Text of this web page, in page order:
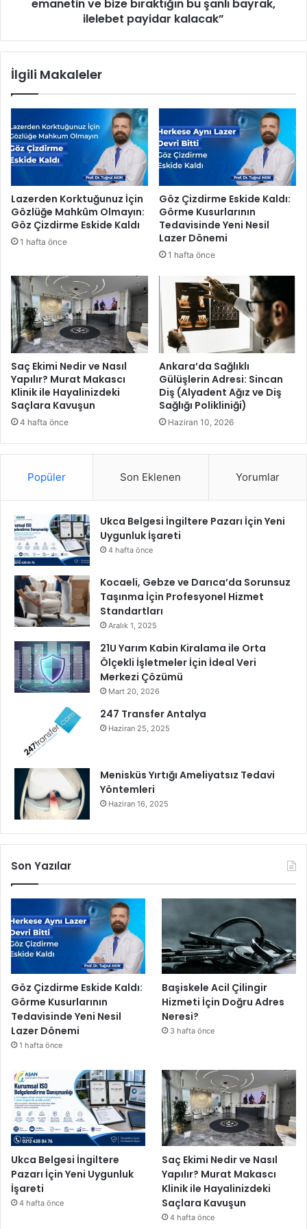
r
a
a
b
u
u
ş
t
u
k
G
ö
r
e
m
D
m
n
“
A
t
a
m
;
e
m
a
e
b
z
e
b
k
ğ
ş
b
y
r
,
i
l
e
b
e
t
y
d
a
r
k
a
l
a
emanetin ve bize bıraktığın bu şanlı bayrak,
ilelebet payidar kalacak”
İlgili Makaleler
Lazerden Korktuğunuz İçin
Gözlüğe Mahkûm Olmayın:
Göz Çizdirme Eskide Kaldı
1 hafta önce
Göz Çizdirme Eskide Kaldı:
Görme Kusurlarının
Tedavisinde Yeni Nesil
Lazer Dönemi
1 hafta önce
Saç Ekimi Nedir ve Nasıl
Yapılır? Murat Makascı
Klinik ile Hayalinizdeki
Saçlara Kavuşun
4 hafta önce
Ankara’da Sağlıklı
Gülüşlerin Adresi: Sincan
Diş (Alyadent Ağız ve Diş
Sağlığı Polikliniği)
Haziran 10, 2026
Popüler Son Eklenen Yorumlar
Ukca Belgesi İngiltere Pazarı İçin Yeni
Uygunluk İşareti
4 hafta önce
Kocaeli, Gebze ve Darıca’da Sorunsuz
Taşınma İçin Profesyonel Hizmet
Standartları
Aralık 1, 2025
21U Yarım Kabin Kiralama ile Orta
Ölçekli İşletmeler İçin İdeal Veri
Merkezi Çözümü
Mart 20, 2026
247 Transfer Antalya
Haziran 25, 2025
Menisküs Yırtığı Ameliyatsız Tedavi
Yöntemleri
Haziran 16, 2025
Son Yazılar
Göz Çizdirme Eskide Kaldı:
Görme Kusurlarının
Tedavisinde Yeni Nesil
Lazer Dönemi
1 hafta önce
Başiskele Acil Çilingir
Hizmeti İçin Doğru Adres
Neresi?
3 hafta önce
Ukca Belgesi İngiltere
Pazarı İçin Yeni Uygunluk
İşareti
4 hafta önce
Saç Ekimi Nedir ve Nasıl
Yapılır? Murat Makascı
Klinik ile Hayalinizdeki
Saçlara Kavuşun
4 hafta önce